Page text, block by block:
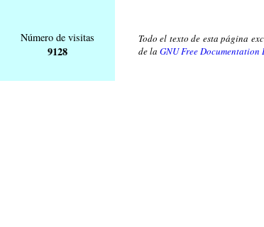
Número de visitas
9128
Todo el texto de esta página
de la GNU Free Documentation